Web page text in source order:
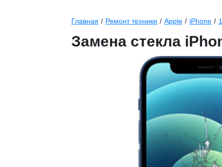
Главная / Ремонт техники / Apple / iPhone /
Замена стекла